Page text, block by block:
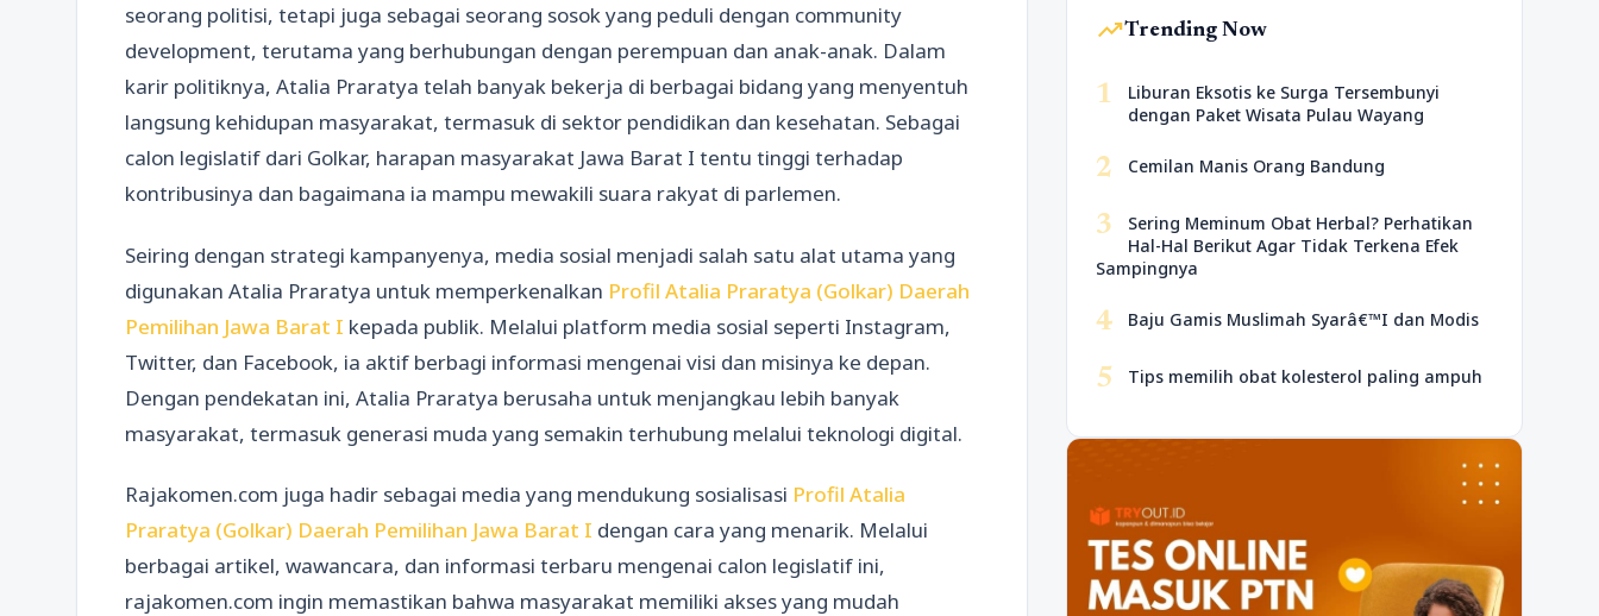
seorang politisi, tetapi juga sebagai seorang sosok yang peduli dengan community
development, terutama yang berhubungan dengan perempuan dan anak-anak. Dalam
karir politiknya, Atalia Praratya telah banyak bekerja di berbagai bidang yang menyentuh
langsung kehidupan masyarakat, termasuk di sektor pendidikan dan kesehatan. Sebagai
calon legislatif dari Golkar, harapan masyarakat Jawa Barat I tentu tinggi terhadap
kontribusinya dan bagaimana ia mampu mewakili suara rakyat di parlemen.
Seiring dengan strategi kampanyenya, media sosial menjadi salah satu alat utama yang
digunakan Atalia Praratya untuk memperkenalkan Profil Atalia Praratya (Golkar) Daerah
Pemilihan Jawa Barat I kepada publik. Melalui platform media sosial seperti Instagram,
Twitter, dan Facebook, ia aktif berbagi informasi mengenai visi dan misinya ke depan.
Dengan pendekatan ini, Atalia Praratya berusaha untuk menjangkau lebih banyak
masyarakat, termasuk generasi muda yang semakin terhubung melalui teknologi digital.
Rajakomen.com juga hadir sebagai media yang mendukung sosialisasi Profil Atalia
Praratya (Golkar) Daerah Pemilihan Jawa Barat I dengan cara yang menarik. Melalui
berbagai artikel, wawancara, dan informasi terbaru mengenai calon legislatif ini,
rajakomen.com ingin memastikan bahwa masyarakat memiliki akses yang mudah
trending_upTrending Now
1
Liburan Eksotis ke Surga Tersembunyi
dengan Paket Wisata Pulau Wayang
2 Cemilan Manis Orang Bandung
3
Sering Meminum Obat Herbal? Perhatikan
Hal-Hal Berikut Agar Tidak Terkena Efek
Sampingnya
4 Baju Gamis Muslimah Syarâ€™I dan Modis
5 Tips memilih obat kolesterol paling ampuh